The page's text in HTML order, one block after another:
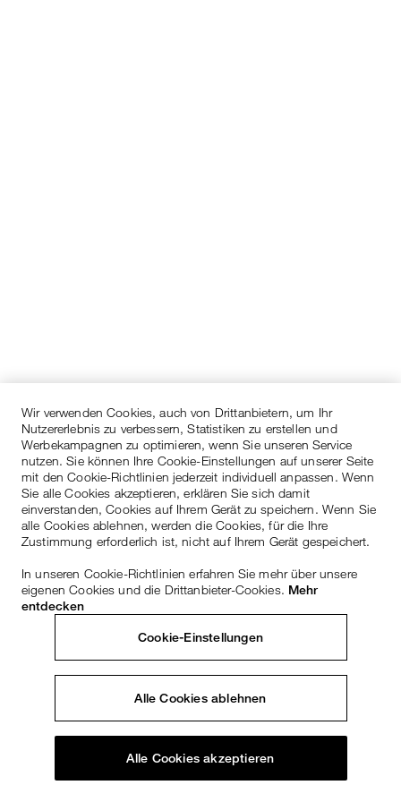
Wir verwenden Cookies, auch von Drittanbietern, um Ihr
Nutzererlebnis zu verbessern, Statistiken zu erstellen und
Werbekampagnen zu optimieren, wenn Sie unseren Service
nutzen. Sie können Ihre Cookie-Einstellungen auf unserer Seite
mit den Cookie-Richtlinien jederzeit individuell anpassen. Wenn
Sie alle Cookies akzeptieren, erklären Sie sich damit
einverstanden, Cookies auf Ihrem Gerät zu speichern. Wenn Sie
alle Cookies ablehnen, werden die Cookies, für die Ihre
Zustimmung erforderlich ist, nicht auf Ihrem Gerät gespeichert.
In unseren Cookie-Richtlinien erfahren Sie mehr über unsere
eigenen Cookies und die Drittanbieter-Cookies. Mehr
entdecken
Cookie-Einstellungen
Alle Cookies ablehnen
Alle Cookies akzeptieren